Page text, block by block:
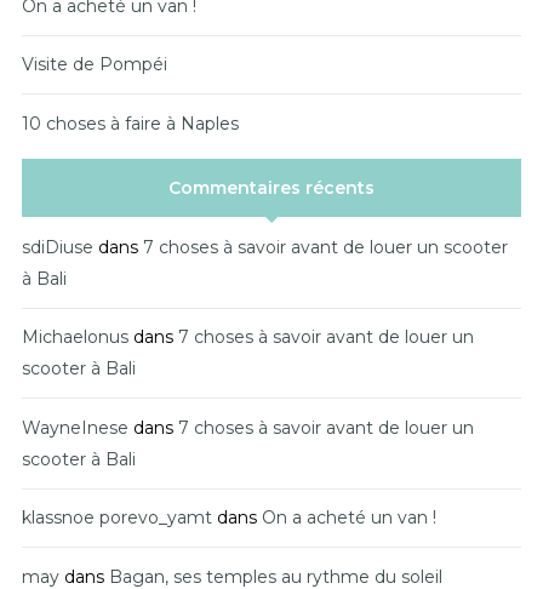
On a acheté un van !
Visite de Pompéi
10 choses à faire à Naples
Commentaires récents
sdiDiuse dans 7 choses à savoir avant de louer un scooter
à Bali
Michaelonus dans 7 choses à savoir avant de louer un
scooter à Bali
WayneInese dans 7 choses à savoir avant de louer un
scooter à Bali
klassnoe porevo_yamt dans On a acheté un van !
may dans Bagan, ses temples au rythme du soleil